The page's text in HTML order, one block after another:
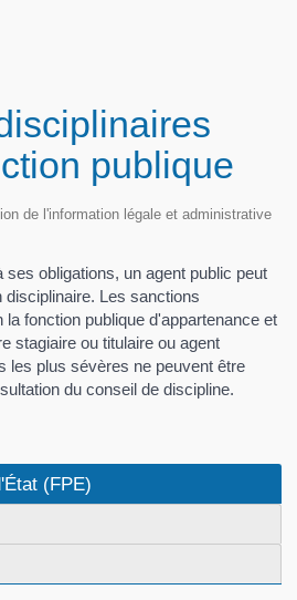
publique
de l'information légale et administrative
obligations, un agent public peut
Les sanctions
fonction publique d'appartenance et
stagiaire ou titulaire ou agent
les plus sévères ne peuvent être
du conseil de discipline.
(FPE)